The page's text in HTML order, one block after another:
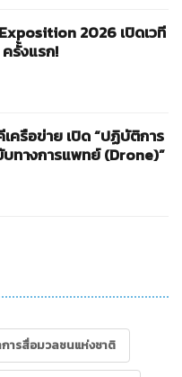
2026 เปิดเวที
รั้งแรก!
ครือข่าย เปิด “ปฏิบัติการ
ทางการแพทย์ (Drone)”
ารสื่อมวลชนแห่งชาติ